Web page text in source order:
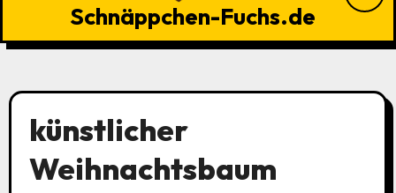
Schnäppchen-Fuchs.de
künstlicher
Weihnachtsbaum